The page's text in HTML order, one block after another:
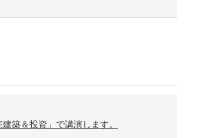
築＆投資」で講演します。